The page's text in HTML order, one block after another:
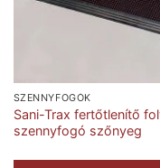
SZENNYFOGÓK
Sani-Trax fertőtlenítő
szennyfogó szőnyeg